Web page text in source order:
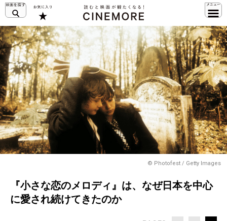
© Photofest / Getty Images
『小さな恋のメロディ』は、なぜ日本を中心
に愛され続けてきたのか